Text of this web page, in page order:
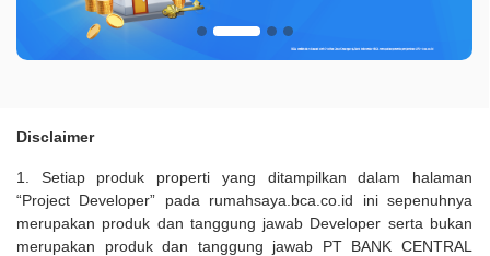
Disclaimer
1. Setiap produk properti yang ditampilkan dalam halaman
“Project Developer” pada rumahsaya.bca.co.id ini sepenuhnya
merupakan produk dan tanggung jawab Developer serta bukan
merupakan produk dan tanggung jawab PT BANK CENTRAL